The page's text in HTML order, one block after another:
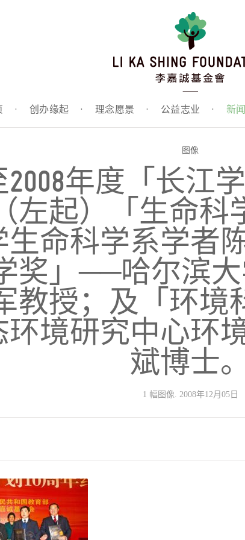
· 创办缘起 · 理念愿景 · 公益志业 · 新
图像
2008年度「长江
左起）「生命科
生命科学系学者
奖」──哈尔滨
教授；及「环
环境研究中心环
斌博士。
1 幅图像. 2008年12月05日